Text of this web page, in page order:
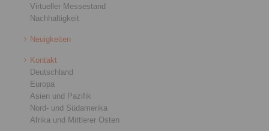
Virtueller Messestand
Nachhaltigkeit
Neuigkeiten
Kontakt
Deutschland
Europa
Asien und Pazifik
Nord- und Südamerika
Afrika und Mittlerer Osten